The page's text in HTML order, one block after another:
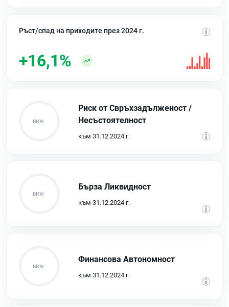
Ръст/спад на приходите през 2024 г.
+16,1%
Риск от Свръхзадълженост /
Несъстоятелност
към 31.12.2024 г.
Бърза Ликвидност
към 31.12.2024 г.
Финансова Автономност
към 31.12.2024 г.